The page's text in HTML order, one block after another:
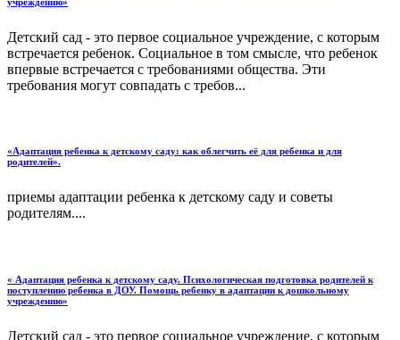
Детский сад - это первое социальное учреждение, с которым
встречается ребенок. Социальное в том смысле, что ребенок
впервые встречается с требованиями общества. Эти
требования могут совпадать с требов...
«Адаптация ребенка к детскому саду: как облегчить её для ребенка и для
родителей».
приемы адаптации ребенка к детскому саду и советы
родителям....
« Адаптация ребенка к детскому саду. Психологическая подготовка родителей к
поступлению ребенка в ДОУ. Помощь ребенку в адаптации к дошкольному
учреждению»
Детский сад - это первое социальное учреждение, с которым